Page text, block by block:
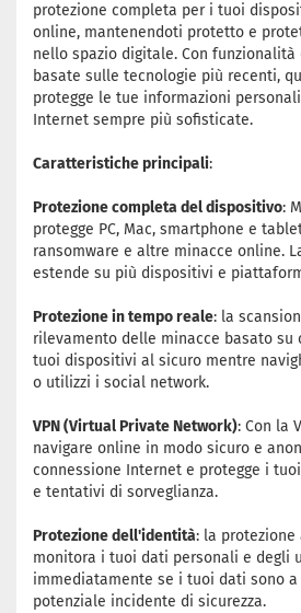
protezione completa per i tuoi
online, mantenendoti protetto e
nello spazio digitale. Con funzionalità
basate sulle tecnologie più recenti,
protegge le tue informazioni
Internet sempre più sofisticate.
Caratteristiche principali:
Protezione completa del dispositivo:
protegge PC, Mac, smartphone e
ransomware e altre minacce online.
estende su più dispositivi e
Protezione in tempo reale: la
rilevamento delle minacce basato su
tuoi dispositivi al sicuro mentre
o utilizzi i social network.
VPN (Virtual Private Network): Con la
navigare online in modo sicuro e
connessione Internet e protegge i
e tentativi di sorveglianza.
Protezione dell'identità: la
monitora i tuoi dati personali e degli
immediatamente se i tuoi dati sono
potenziale incidente di sicurezza.